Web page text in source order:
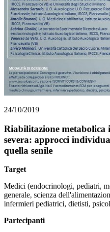
24/10/2019
Riabilitazione metabolica
severa: approcci
quella senile
Target
Medici (endocrinologi, pediatri,
generale, scienza
infermieri pediatrici, dietisti,
Partecipanti